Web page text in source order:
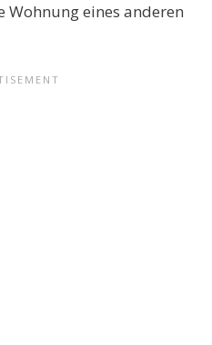
Wohnung eines anderen